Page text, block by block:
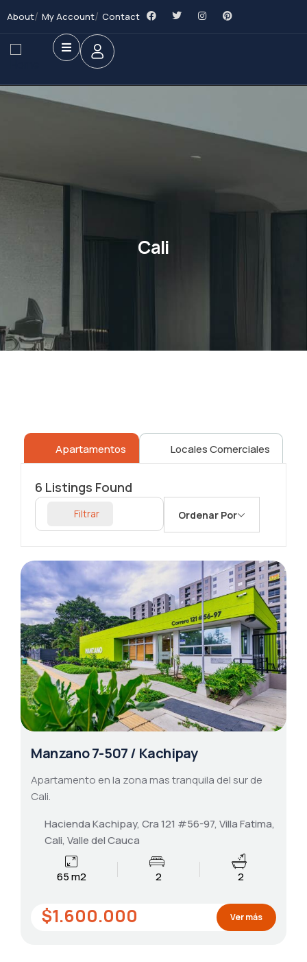
About My Account Contact
Cali
Apartamentos Locales Comerciales
6 Listings Found
Filtrar Ordenar Por
Manzano 7-507 / Kachipay
Apartamento en la zona mas tranquila del sur de
Cali.
Hacienda Kachipay, Cra 121 #56-97, Villa Fatima,
Cali, Valle del Cauca
65 m2 2 2
$1.600.000 Ver más